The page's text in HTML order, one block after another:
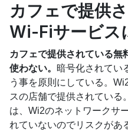
カフェで提供
Wi-Fiサービス
カフェで提供されている無
使わない。 暗号化されてい
う事を原則にしている。
スの店舗で提供されている
は、Wi2のネットワークサ
れていないのでリスクがあ